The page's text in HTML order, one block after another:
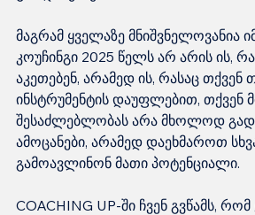
მაგრამ ყველაზე მნიშვნელოვანია
კოუჩინგი 2025 წელს არ არის ის,
აკეთებენ, არამედ ის, რასაც თქვენ
ინსტრუმენტის დაუფლებით, თქვენ
შესაძლებლობას არა მხოლოდ
ამოცანები, არამედ დაეხმაროთ
გამოავლინონ მათი პოტენციალი.
COACHING UP-ში ჩვენ გვწამს,